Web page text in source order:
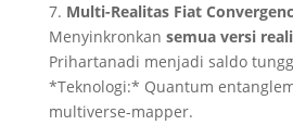
7. Multi-Realitas Fiat
Menyinkronkan semua versi
Prihartanadi menjadi saldo
*Teknologi:* Quantum
multiverse-mapper.